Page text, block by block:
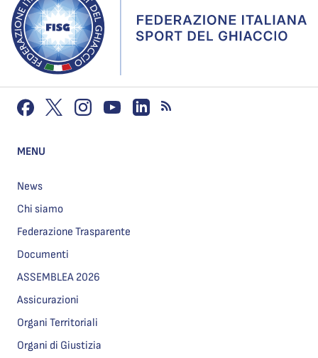
MENU
News
Chi siamo
Federazione Trasparente
Documenti
ASSEMBLEA 2026
Assicurazioni
Organi Territoriali
Organi di Giustizia